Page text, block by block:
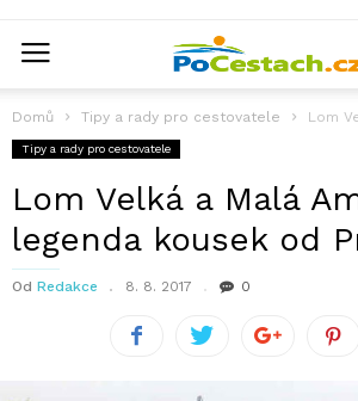
Domů Tipy a rady pro cestovatele Lom Velká a
Tipy a rady pro cestovatele
Lom Velká a Malá
legenda kousek od
Od Redakce 8. 8. 2017 0